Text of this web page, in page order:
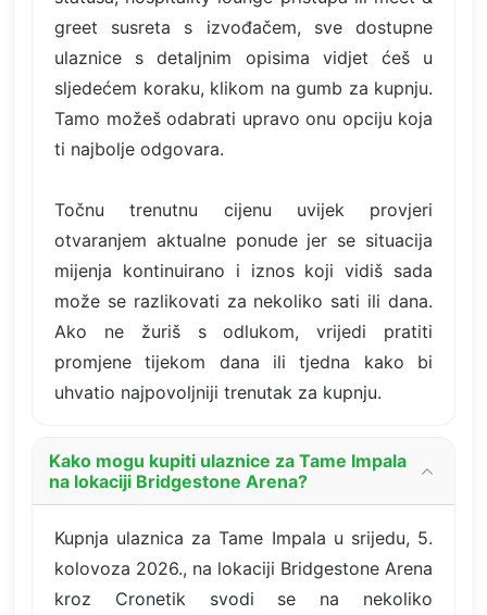
greet susreta s izvođačem, sve dostupne
ulaznice s detaljnim opisima vidjet ćeš u
sljedećem koraku, klikom na gumb za kupnju.
Tamo možeš odabrati upravo onu opciju koja
ti najbolje odgovara.
Točnu trenutnu cijenu uvijek provjeri
otvaranjem aktualne ponude jer se situacija
mijenja kontinuirano i iznos koji vidiš sada
može se razlikovati za nekoliko sati ili dana.
Ako ne žuriš s odlukom, vrijedi pratiti
promjene tijekom dana ili tjedna kako bi
uhvatio najpovoljniji trenutak za kupnju.
Kako mogu kupiti ulaznice za Tame Impala
na lokaciji Bridgestone Arena?
Kupnja ulaznica za Tame Impala u srijedu, 5.
kolovoza 2026., na lokaciji Bridgestone Arena
kroz Cronetik svodi se na nekoliko